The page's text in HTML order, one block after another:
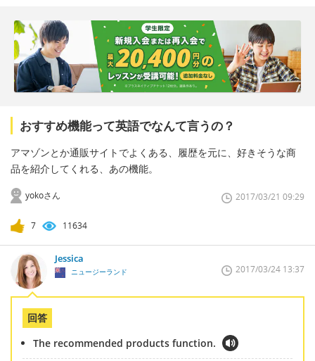
おすすめ機能って英語でなんて言うの？
アマゾンとか通販サイトでよくある、履歴を元に、好きそうな商
品を紹介してくれる、あの機能。
yokoさん 2017/03/21 09:29
7 11634
Jessica
ニュージーランド 2017/03/24 13:37
回答
The recommended products function.